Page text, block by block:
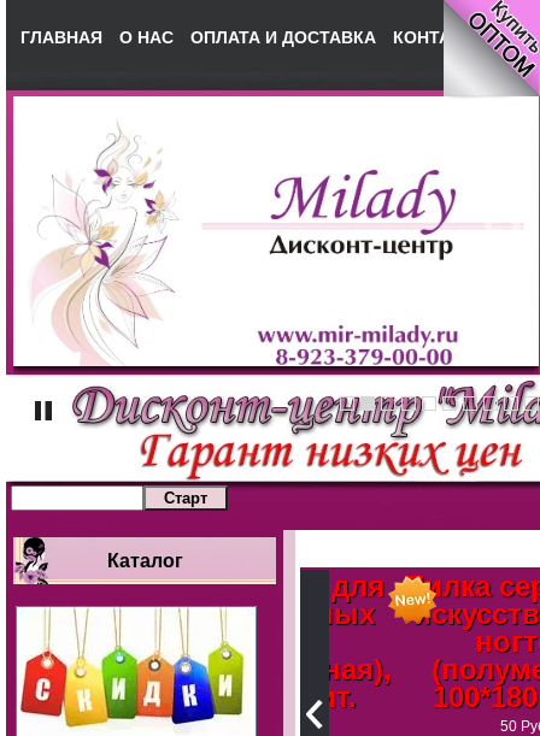
ГЛАВНАЯ О НАС ОПЛАТА И ДОСТАВКА КОНТАКТЫ
Каталог
Пилка серая для
искусственных
ногтей
(прямоугольная),
100*180 грит.
50 Руб
Пилка серая
ногтей
100*180